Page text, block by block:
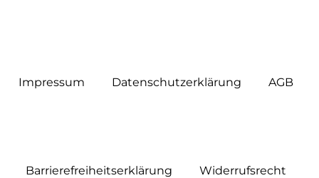
Impressum Daten­schutz­erklärung AGB
Barrierefreiheitserklärung Widerrufs­recht